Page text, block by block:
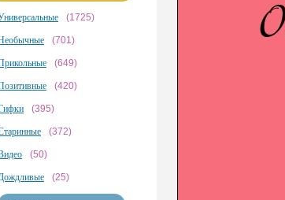
(1725)
(701)
(649)
(420)
(395)
(372)
(50)
(25)